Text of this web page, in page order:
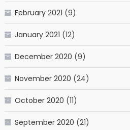
February 2021 (9)
January 2021 (12)
December 2020 (9)
November 2020 (24)
October 2020 (11)
September 2020 (21)